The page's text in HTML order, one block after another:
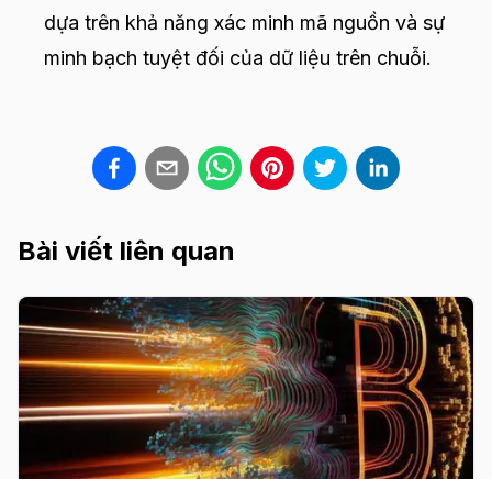
dựa trên khả năng xác minh mã nguồn và sự
minh bạch tuyệt đối của dữ liệu trên chuỗi.
Bài viết liên quan